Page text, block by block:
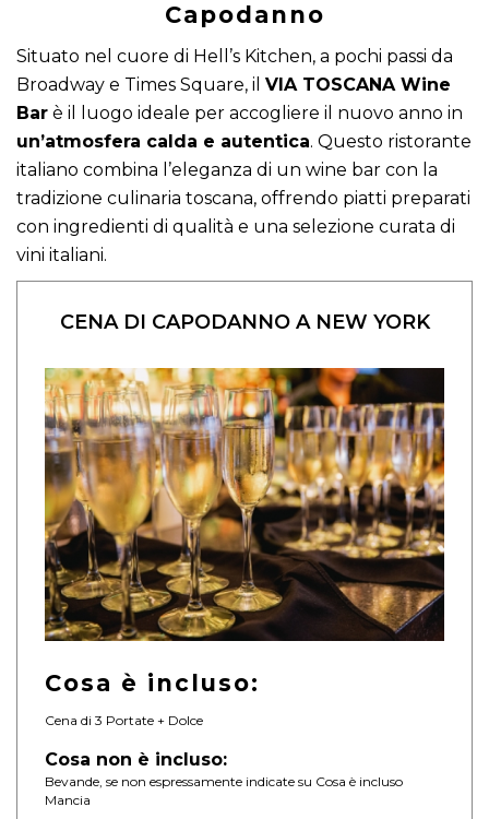
Capodanno
Situato nel cuore di Hell’s Kitchen, a pochi passi da
Broadway e Times Square, il VIA TOSCANA Wine
Bar è il luogo ideale per accogliere il nuovo anno in
un’atmosfera calda e autentica. Questo ristorante
italiano combina l’eleganza di un wine bar con la
tradizione culinaria toscana, offrendo piatti preparati
con ingredienti di qualità e una selezione curata di
vini italiani.
CENA DI CAPODANNO A NEW YORK
Cosa è incluso:
Cena di 3 Portate + Dolce
Cosa non è incluso:
Bevande, se non espressamente indicate su Cosa è incluso
Mancia